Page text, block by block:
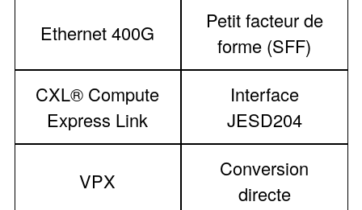
Ethernet 400G
Petit facteur de
forme (SFF)
CXL® Compute
Express Link
Interface
JESD204
VPX
Conversion
directe